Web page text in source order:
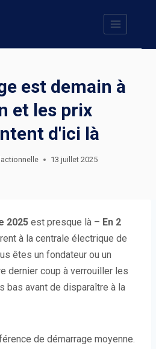
est demain à
et les prix
d'ici là
13 juillet 2025
2025 est presque là – En 2
à la centrale électrique de
êtes un fondateur ou un
dernier coup à verrouiller les
bas avant de disparaître à la
de démarrage moyenne.